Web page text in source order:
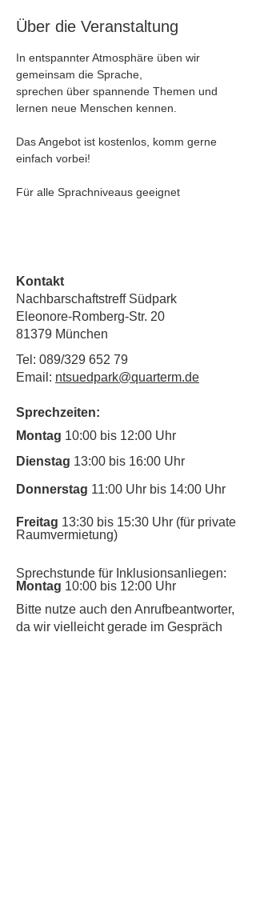
Über die Veranstaltung
In entspannter Atmosphäre üben wir
gemeinsam die Sprache,
sprechen über spannende Themen und
lernen neue Menschen kennen.
Das Angebot ist kostenlos, komm gerne
einfach vorbei!
Für alle Sprachniveaus geeignet
Kontakt
Nachbarschaftstreff Südpark
Eleonore-Romberg-Str. 20
81379 München
Tel: 089/329 652 79
Email: ntsuedpark@quarterm.de
Sprechzeiten:
Montag 10:00 bis 12:00 Uhr
Dienstag 13:00 bis 16:00 Uhr
Donnerstag 11:00 Uhr bis 14:00 Uhr
Freitag 13:30 bis 15:30 Uhr (für private
Raumvermietung)
Sprechstunde für Inklusionsanliegen:
Montag 10:00 bis 12:00 Uhr
​Bitte nutze auch den Anrufbeantworter,
da wir vielleicht gerade im Gespräch